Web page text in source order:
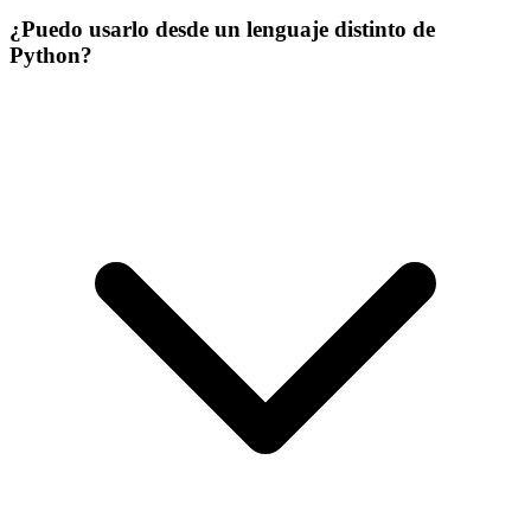
¿Puedo usarlo desde un lenguaje distinto de
Python?